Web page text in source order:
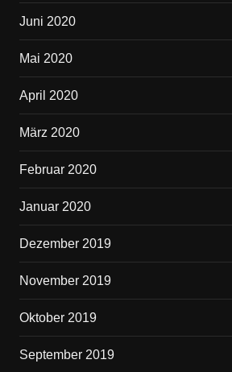
Juni 2020
Mai 2020
April 2020
März 2020
Februar 2020
Januar 2020
Dezember 2019
November 2019
Oktober 2019
September 2019